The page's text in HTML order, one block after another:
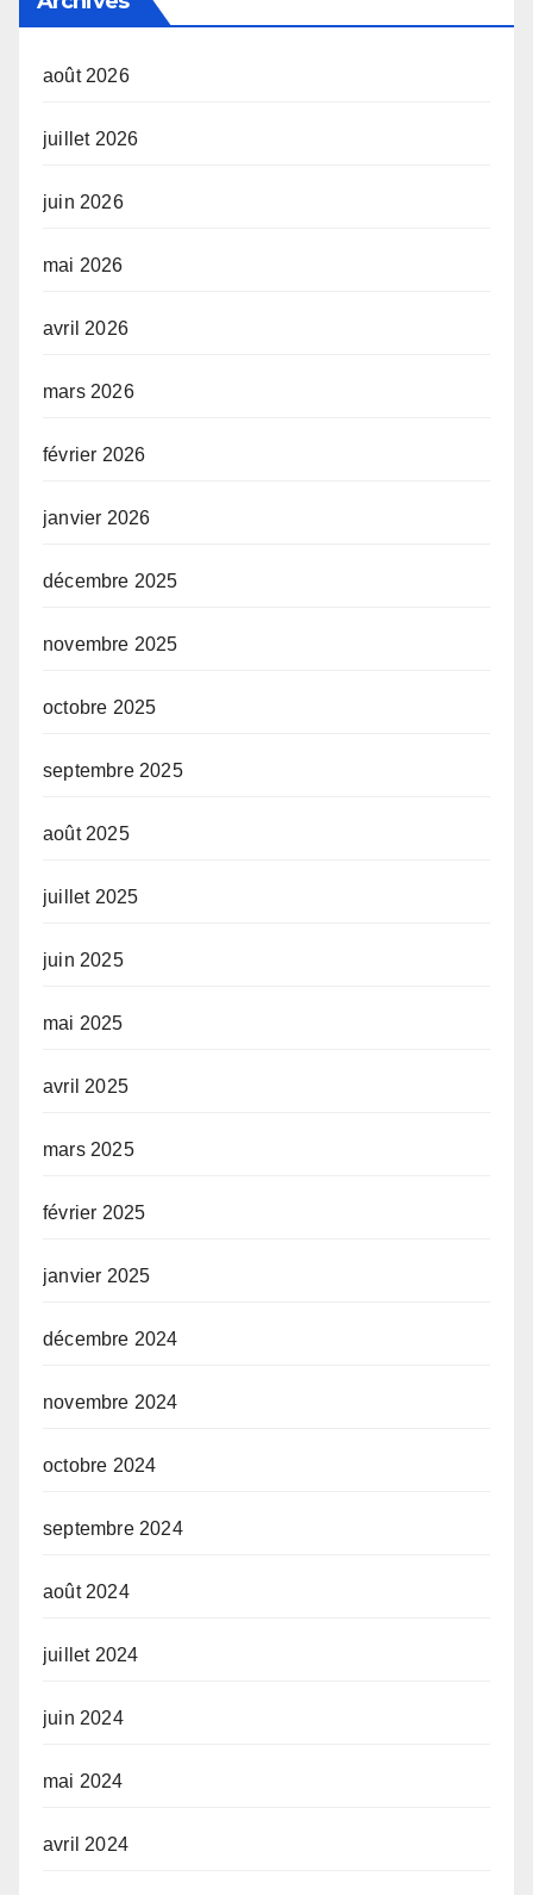
août 2026
juillet 2026
juin 2026
mai 2026
avril 2026
mars 2026
février 2026
janvier 2026
décembre 2025
novembre 2025
octobre 2025
septembre 2025
août 2025
juillet 2025
juin 2025
mai 2025
avril 2025
mars 2025
février 2025
janvier 2025
décembre 2024
novembre 2024
octobre 2024
septembre 2024
août 2024
juillet 2024
juin 2024
mai 2024
avril 2024